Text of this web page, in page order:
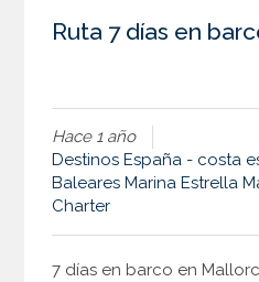
Ruta 7 días en
Hace 1 año
Destinos España - costa
Baleares Marina Estrella
Charter
7 días en barco en